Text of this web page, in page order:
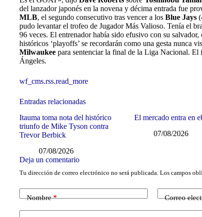
del lanzador japonés en la novena y décima entrada fue
MLB, el segundo consecutivo tras vencer a los Blue Jays
pudo levantar el trofeo de Jugador Más Valioso. Tenía el
96 veces. El entrenador había sido efusivo con su salvador,
históricos ‘playoffs’ se recordarán como una gesta nunca
Milwaukee para sentenciar la final de la Liga Nacional. El
Ángeles.
wf_cms.rss.read_more
Entradas relacionadas
Itauma toma nota del histórico
triunfo de Mike Tyson contra
Trevor Berbick
07/08/2026
El mercado entra en
07/08/2026
Deja un comentario
Tu dirección de correo electrónico no será publicada. Los campos
Nombre* Correo